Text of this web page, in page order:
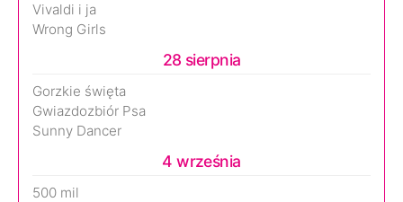
Vivaldi i ja
Wrong Girls
28 sierpnia
Gorzkie święta
Gwiazdozbiór Psa
Sunny Dancer
4 września
500 mil